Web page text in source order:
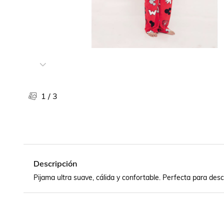
1 / 3
Descripción
Pijama ultra suave, cálida y confortable. Perfecta para